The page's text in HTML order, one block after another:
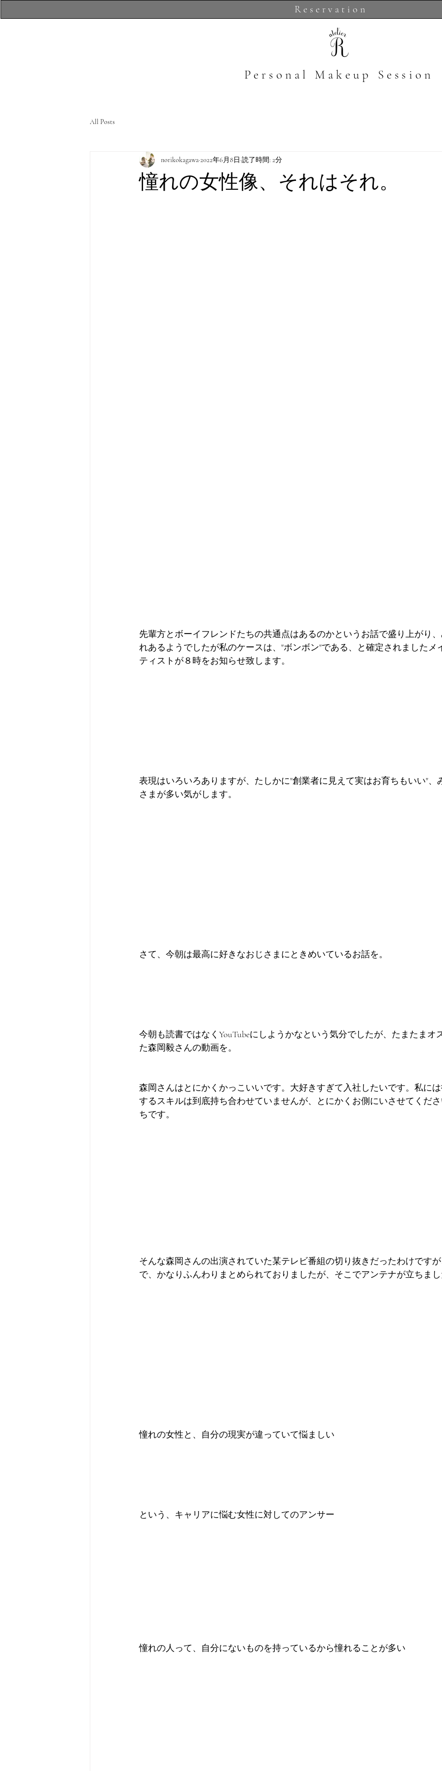
Reservation
​Personal Makeup Session
All Posts
憧れの女性像、それはそれ。
norikokagawa2022年6月8日 読了時間: 2分
先輩方とボーイフレンドたちの共通点はあるのかというお話で盛り上がり
れあるようでしたが私のケースは、"ボンボン"である、と確定されましたメ
ティストが８時をお知らせ致します。
表現はいろいろありますが、たしかに"創業者に見えて実はお育ちもいい"、
さまが多い気がします。
さて、今朝は最高に好きなおじさまにときめいているお話を。
今朝も読書ではなくYouTubeにしようかなという気分でしたが、たまたまオ
た森岡毅さんの動画を。
森岡さんはとにかくかっこいいです。大好きすぎて入社したいです。私に
するスキルは到底持ち合わせていませんが、とにかくお側にいさせてくだ
ちです。
そんな森岡さんの出演されていた某テレビ番組の切り抜きだったわけです
で、かなりふんわりまとめられておりましたが、そこでアンテナが立ちま
憧れの女性と、自分の現実が違っていて悩ましい
という、キャリアに悩む女性に対してのアンサー
憧れの人って、自分にないものを持っているから憧れることが多い